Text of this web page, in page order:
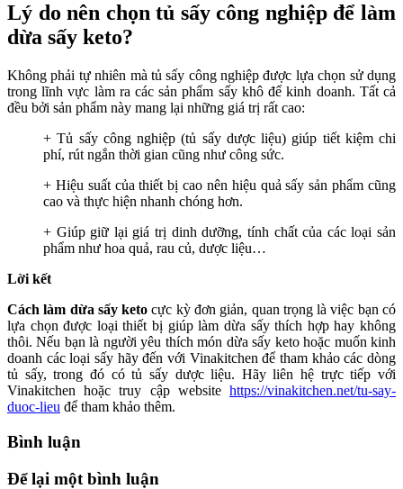
Lý do nên chọn tủ sấy công nghiệp để làm
dừa sấy keto?
Không phải tự nhiên mà tủ sấy công nghiệp được lựa chọn sử dụng
trong lĩnh vực làm ra các sản phẩm sấy khô để kinh doanh. Tất cả
đều bởi sản phẩm này mang lại những giá trị rất cao:
+ Tủ sấy công nghiệp (tủ sấy dược liệu) giúp tiết kiệm chi
phí, rút ngắn thời gian cũng như công sức.
+ Hiệu suất của thiết bị cao nên hiệu quả sấy sản phẩm cũng
cao và thực hiện nhanh chóng hơn.
+ Giúp giữ lại giá trị dinh dưỡng, tính chất của các loại sản
phẩm như hoa quả, rau củ, dược liệu…
Lời kết
Cách làm dừa sấy keto cực kỳ đơn giản, quan trọng là việc bạn có
lựa chọn được loại thiết bị giúp làm dừa sấy thích hợp hay không
thôi. Nếu bạn là người yêu thích món dừa sấy keto hoặc muốn kinh
doanh các loại sấy hãy đến với Vinakitchen để tham khảo các dòng
tủ sấy, trong đó có tủ sấy dược liệu. Hãy liên hệ trực tiếp với
Vinakitchen hoặc truy cập website https://vinakitchen.net/tu-say-
duoc-lieu để tham khảo thêm.
Bình luận
Để lại một bình luận